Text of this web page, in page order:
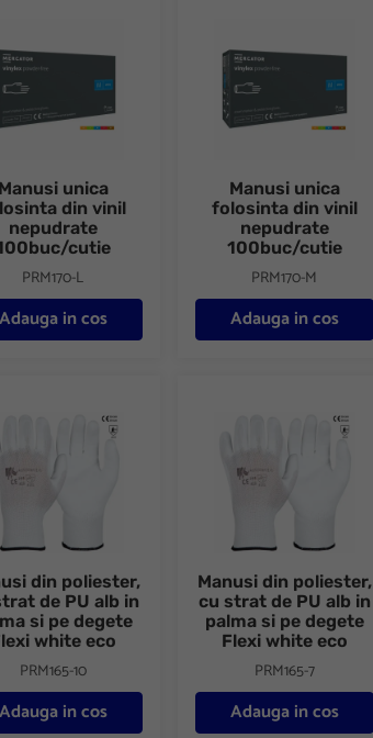
Manusi unica
din vinil
nepudrate
cutie
PRM170-L
Adauga in cos
Manusi unica
folosinta din vinil
nepudrate
100buc/cutie
PRM170-M
Adauga in cos
din poliester,
de PU alb in
si pe degete
white eco
PRM165-10
Adauga in cos
Manusi din poliester,
cu strat de PU alb in
palma si pe degete
Flexi white eco
PRM165-7
Adauga in cos